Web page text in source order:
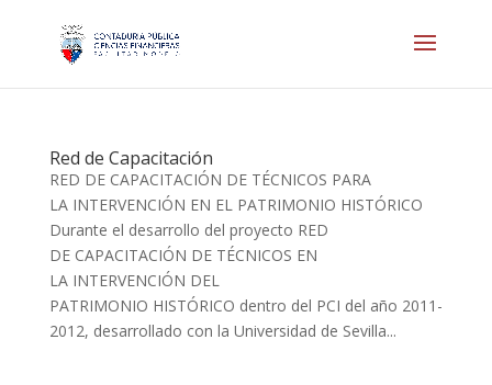
Red de Capacitación
RED DE CAPACITACIÓN DE TÉCNICOS PARA
LA INTERVENCIÓN EN EL PATRIMONIO HISTÓRICO
Durante el desarrollo del proyecto RED
DE CAPACITACIÓN DE TÉCNICOS EN
LA INTERVENCIÓN DEL
PATRIMONIO HISTÓRICO dentro del PCI del año 2011-
2012, desarrollado con la Universidad de Sevilla...